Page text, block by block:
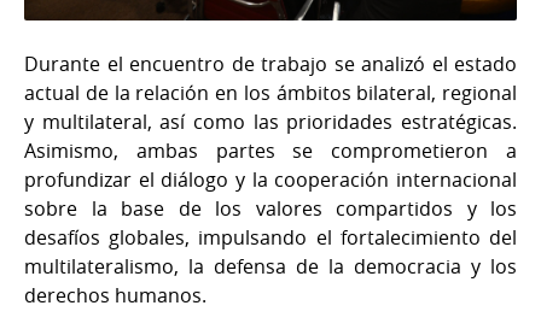
Durante el encuentro de trabajo se analizó el estado
actual de la relación en los ámbitos bilateral, regional
y multilateral, así como las prioridades estratégicas.
Asimismo, ambas partes se comprometieron a
profundizar el diálogo y la cooperación internacional
sobre la base de los valores compartidos y los
desafíos globales, impulsando el fortalecimiento del
multilateralismo, la defensa de la democracia y los
derechos humanos.